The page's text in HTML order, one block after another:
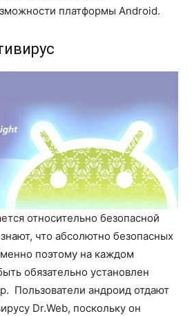
платформы Android.
относительно безопасной
что абсолютно безопасных
поэтому на каждом
обязательно установлен
Пользователи андроид отдают
Dr.Web, поскольку он